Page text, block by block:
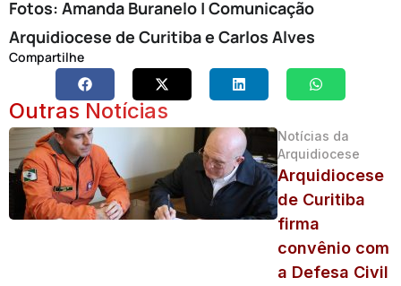
Fotos: Amanda Buranelo | Comunicação
Arquidiocese de Curitiba e Carlos Alves
Compartilhe
Outras Notícias
Notícias da
Arquidiocese
Arquidiocese
de Curitiba
firma
convênio com
a Defesa Civil